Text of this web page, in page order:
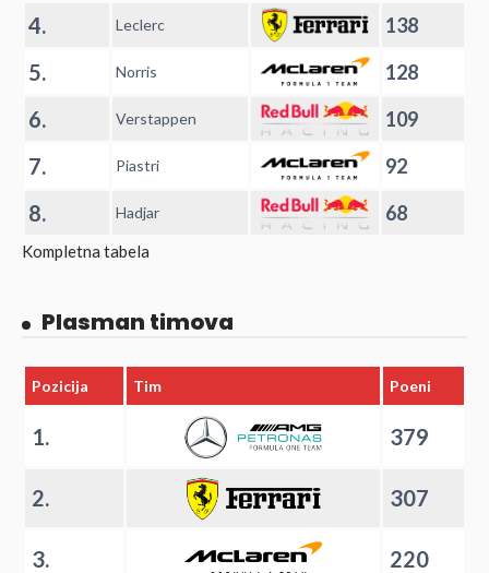
4. Leclerc 138
5. Norris 128
6. Verstappen 109
7. Piastri 92
8. Hadjar 68
Kompletna tabela
Plasman timova
Pozicija Tim Poeni
1. 379
2. 307
3. 220